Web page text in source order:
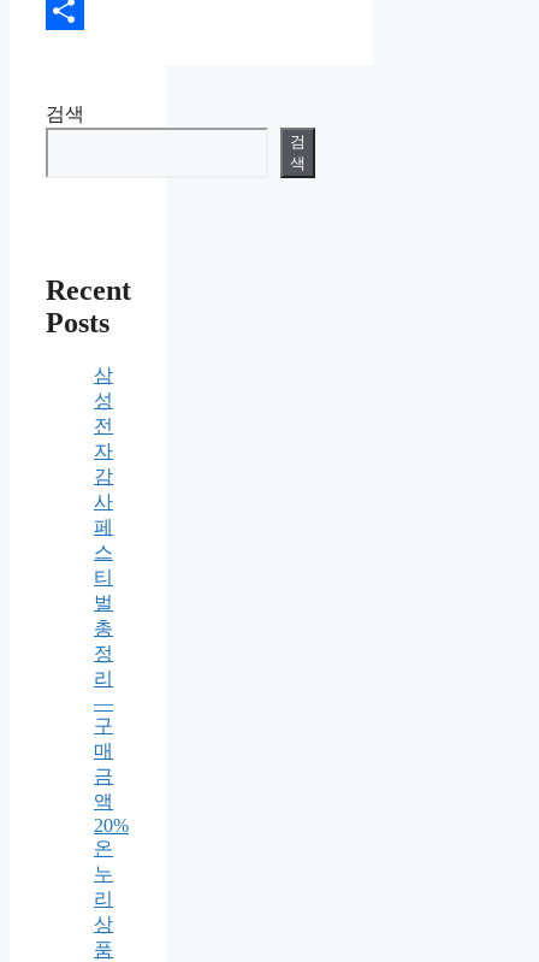
Email
검색
검
색
Recent
Posts
삼
성
전
자
감
사
페
스
티
벌
총
정
리
—
구
매
금
액
20%
온
누
리
상
품